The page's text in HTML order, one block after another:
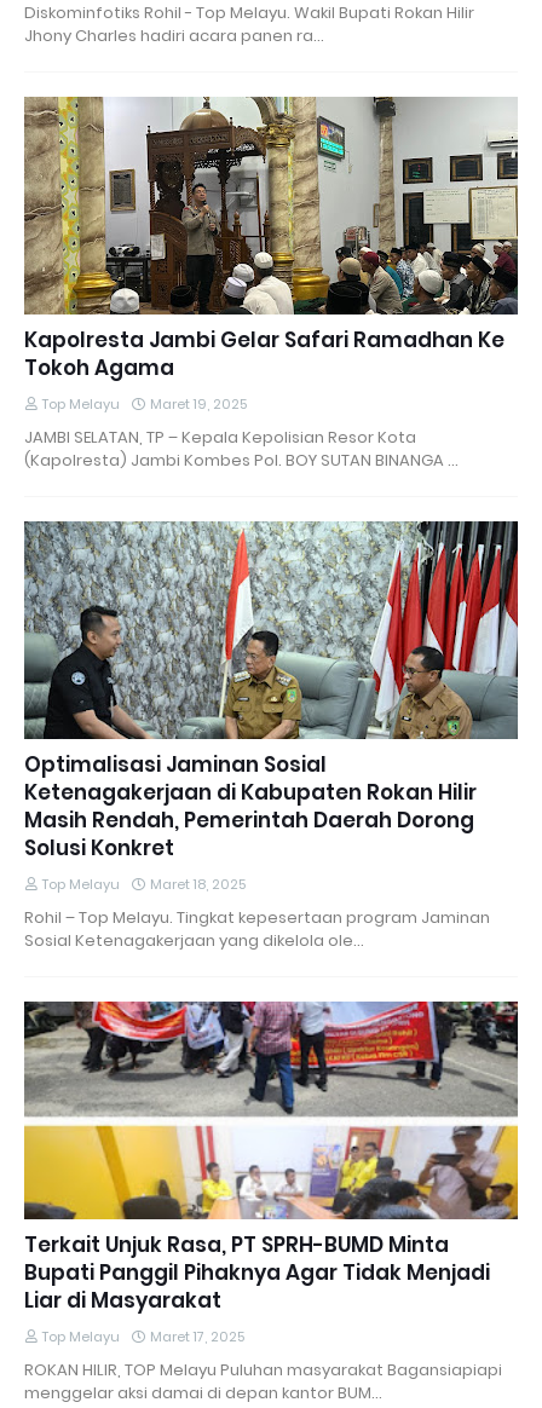
Diskominfotiks Rohil - Top Melayu. Wakil Bupati Rokan Hilir
Jhony Charles hadiri acara panen ra…
Kapolresta Jambi Gelar Safari Ramadhan Ke
Tokoh Agama
Top Melayu Maret 19, 2025
JAMBI SELATAN, TP – Kepala Kepolisian Resor Kota
(Kapolresta) Jambi Kombes Pol. BOY SUTAN BINANGA …
Optimalisasi Jaminan Sosial
Ketenagakerjaan di Kabupaten Rokan Hilir
Masih Rendah, Pemerintah Daerah Dorong
Solusi Konkret
Top Melayu Maret 18, 2025
Rohil – Top Melayu. Tingkat kepesertaan program Jaminan
Sosial Ketenagakerjaan yang dikelola ole…
Terkait Unjuk Rasa, PT SPRH-BUMD Minta
Bupati Panggil Pihaknya Agar Tidak Menjadi
Liar di Masyarakat
Top Melayu Maret 17, 2025
ROKAN HILIR, TOP Melayu Puluhan masyarakat Bagansiapiapi
menggelar aksi damai di depan kantor BUM…